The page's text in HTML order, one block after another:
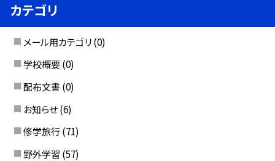
カテゴリ
メール用カテゴリ (0)
学校概要 (0)
配布文書 (0)
お知らせ (6)
修学旅行 (71)
野外学習 (57)